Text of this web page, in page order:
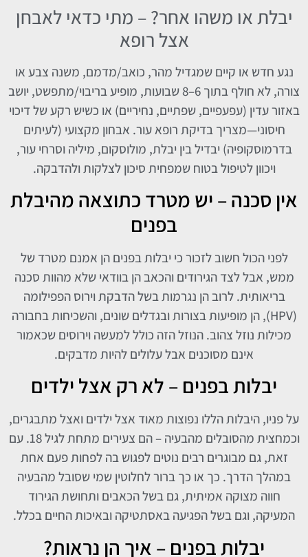
יבלת או משהו אחר? – מתי כדאי לאבחן
אצל רופא
נגע חדש או קיים שמגדיל מהר, כואב/מדמם, משנה צבע או
צורה, לא חולף בתוך 6–8 שבועות, מופיע בריבוי/מתפשט, יושב
באזור עדין (עפעפיים, שפתיים, נחיריים) או כשיש רקע של דיכוי
חיסוני—מצריך בדיקת רופא עור. אבחון מקצועי (לעיתים
בדרמוסקופיה) יבדיל בין יבלת, מולוסקום, מיליה וסרחי עור,
ויכוון לטיפול בטוח שמפחית סיכון לצלקות ולהדבקה.
אין סכנה – יש מטרד כתוצאה מהיבלת
בפנים
לפני הכול חשוב לזכור כי יבלות בפנים הן אמנם מטרד של
ממש, אבל לצד הגירודים והכאב הן בוודאי שלא מהוות סכנה
בריאותית. לרוב הן נגרמות בשל הדבקת וירוס הפפילומה
(HPV), הן מופיעות בצורות ובגדלים שונים, והשכיחות בחבורה
מכילות נוזל צהוב. הנוזל הזה כולל למעשה וירוסים שכאמור
אינם מסוכנים אבל עלולים להיות מדבקים.
יבלות בפנים – לא רק אצל ילדים
על פניו, היבלות הללו נפוצות מאוד אצל ילדים ואצל מתבגרים,
וכמחצית מהסובלים מהבעיה – הם צעירים מתחת לגיל 18. עם
זאת, גם מבוגרים רבים נוטים לפגוש בה לפחות פעם אחת
במהלך הדרך. כך או כך ברור לחלוטין שמי שסובל מהבעיה
חווה מצוקה אמיתית, גם בשל הכאבים ותחושת הגירוד
המעיקה, וגם בשל הפגיעה באסתטיקה ובאיכות החיים בכלל.
יבלות בפנים – איך הן נראות?